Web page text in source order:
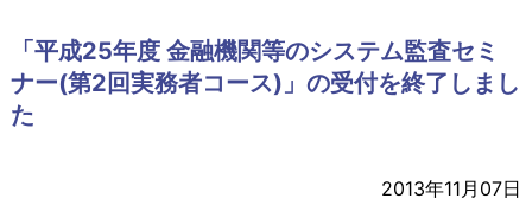
「平成25年度 金融機関等のシステム監査セミ
ナー(第2回実務者コース)」の受付を終了しまし
た
2013年11月07日